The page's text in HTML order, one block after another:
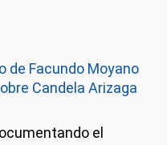
de Facundo Moyano
Candela Arizaga
el